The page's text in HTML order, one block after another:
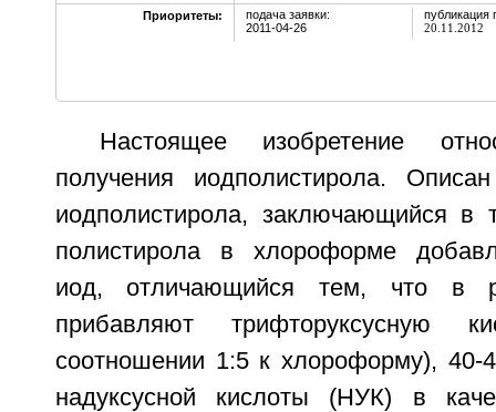
Приоритеты:
подача заявки:
2011-04-26
публикация
20.11.2012
Настоящее изобретение
получения иодполистирола.
иодполистирола, заключающийся в
полистирола в хлороформе
иод, отличающийся тем, что в
прибавляют трифторуксусную
соотношении 1:5 к хлороформу), 40-
надуксусной кислоты (НУК) в